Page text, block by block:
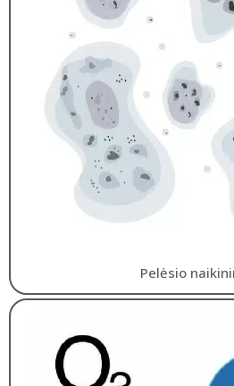
Pelėsio